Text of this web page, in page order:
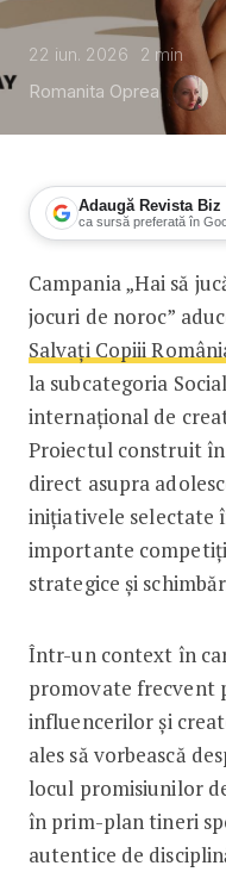
22 iun. 2026 2 min
Romanita Oprea
Adaugă Revista Biz
ca sursă preferată în
Campania
Campania „Hai să
jocuri de noroc”
Salvați Copiii
la subcategoria
internațional de
Proiectul construit
direct asupra
inițiativele selectate
importante
strategice și
Într-un context în
promovate frecvent
influencerilor și
ales să vorbească
locul promisiunilor
în prim-plan tineri
autentice de